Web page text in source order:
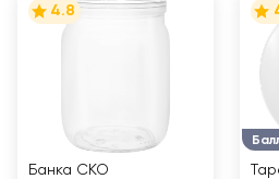
4.8
Банка СКО